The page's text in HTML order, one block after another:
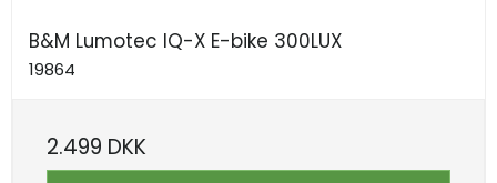
B&M Lumotec IQ-X E-bike 300LUX
19864
2.499 DKK